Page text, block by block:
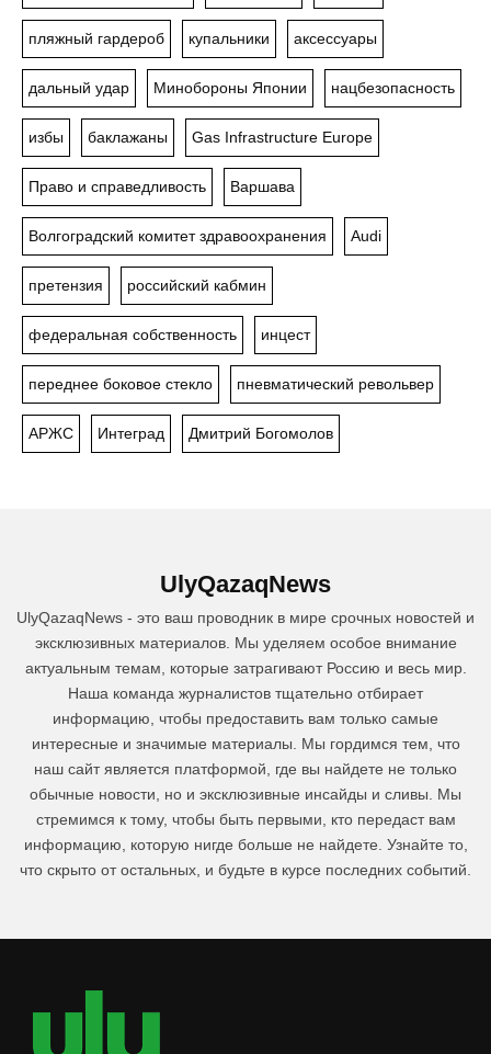
пляжный гардероб купальники аксессуары
дальный удар Минобороны Японии нацбезопасность
избы баклажаны Gas Infrastructure Europe
Право и справедливость Варшава
Волгоградский комитет здравоохранения Audi
претензия российский кабмин
федеральная собственность инцест
переднее боковое стекло пневматический револьвер
АРЖС Интеград Дмитрий Богомолов
UlyQazaqNews
UlyQazaqNews - это ваш проводник в мире срочных новостей и
эксклюзивных материалов. Мы уделяем особое внимание
актуальным темам, которые затрагивают Россию и весь мир.
Наша команда журналистов тщательно отбирает
информацию, чтобы предоставить вам только самые
интересные и значимые материалы. Мы гордимся тем, что
наш сайт является платформой, где вы найдете не только
обычные новости, но и эксклюзивные инсайды и сливы. Мы
стремимся к тому, чтобы быть первыми, кто передаст вам
информацию, которую нигде больше не найдете. Узнайте то,
что скрыто от остальных, и будьте в курсе последних событий.